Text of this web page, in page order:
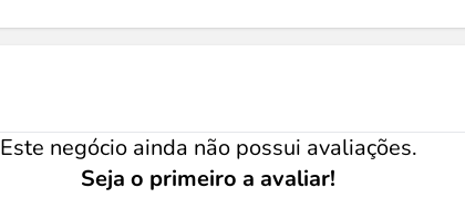
Este negócio ainda não possui avaliações.
Seja o primeiro a avaliar!